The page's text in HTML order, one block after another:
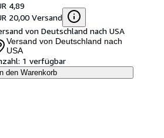
4,89
20,00 Versand
von Deutschland nach USA
Versand von Deutschland nach
USA
1 verfügbar
In den Warenkorb